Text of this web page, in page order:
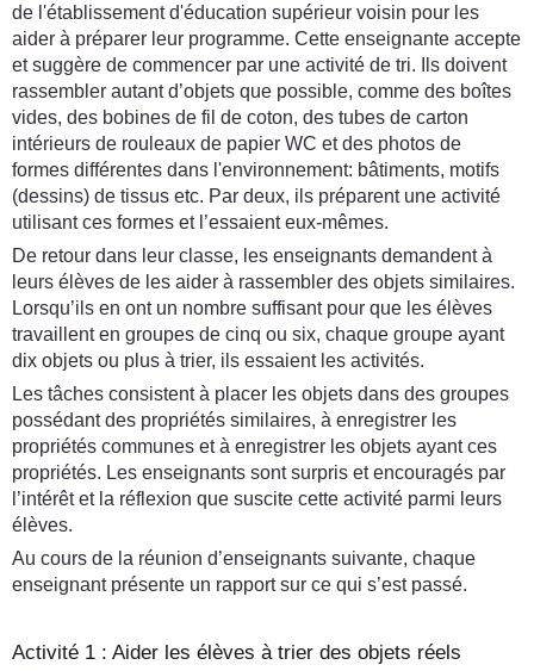
de l'établissement d'éducation supérieur voisin pour les
aider à préparer leur programme. Cette enseignante accepte
et suggère de commencer par une activité de tri. Ils doivent
rassembler autant d’objets que possible, comme des boîtes
vides, des bobines de fil de coton, des tubes de carton
intérieurs de rouleaux de papier WC et des photos de
formes différentes dans l'environnement: bâtiments, motifs
(dessins) de tissus etc. Par deux, ils préparent une activité
utilisant ces formes et l’essaient eux-mêmes.
De retour dans leur classe, les enseignants demandent à
leurs élèves de les aider à rassembler des objets similaires.
Lorsqu’ils en ont un nombre suffisant pour que les élèves
travaillent en groupes de cinq ou six, chaque groupe ayant
dix objets ou plus à trier, ils essaient les activités.
Les tâches consistent à placer les objets dans des groupes
possédant des propriétés similaires, à enregistrer les
propriétés communes et à enregistrer les objets ayant ces
propriétés. Les enseignants sont surpris et encouragés par
l’intérêt et la réflexion que suscite cette activité parmi leurs
élèves.
Au cours de la réunion d’enseignants suivante, chaque
enseignant présente un rapport sur ce qui s’est passé.
Activité 1 : Aider les élèves à trier des objets réels